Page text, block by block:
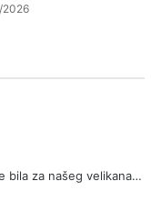
bila za našeg velikana…